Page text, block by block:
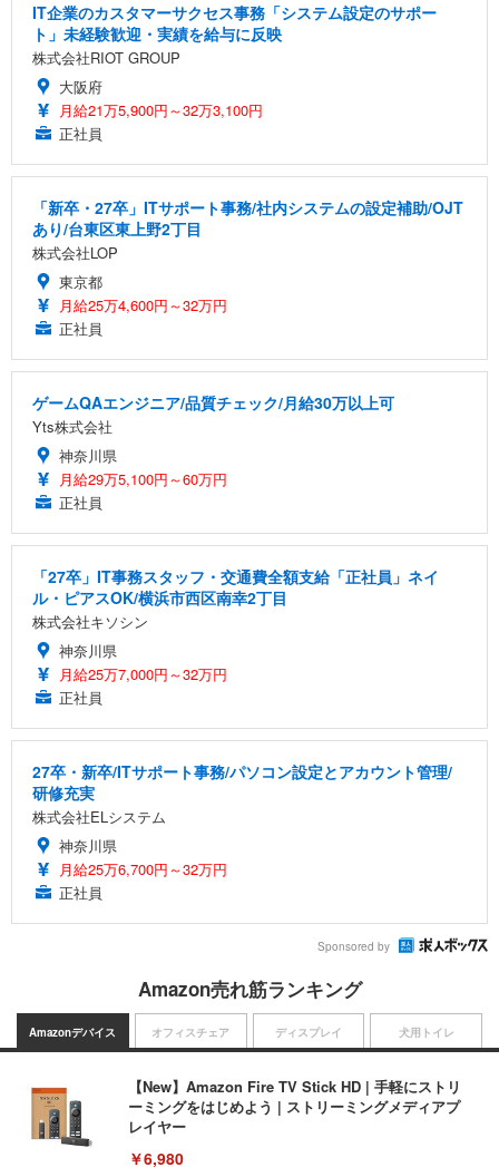
IT企業のカスタマーサクセス事務「システム設定のサポー
ト」未経験歓迎・実績を給与に反映
株式会社RIOT GROUP
大阪府
月給21万5,900円～32万3,100円
正社員
「新卒・27卒」ITサポート事務/社内システムの設定補助/OJT
あり/台東区東上野2丁目
株式会社LOP
東京都
月給25万4,600円～32万円
正社員
ゲームQAエンジニア/品質チェック/月給30万以上可
Yts株式会社
神奈川県
月給29万5,100円～60万円
正社員
「27卒」IT事務スタッフ・交通費全額支給「正社員」ネイ
ル・ピアスOK/横浜市西区南幸2丁目
株式会社キソシン
神奈川県
月給25万7,000円～32万円
正社員
27卒・新卒/ITサポート事務/パソコン設定とアカウント管理/
研修充実
株式会社ELシステム
神奈川県
月給25万6,700円～32万円
正社員
Sponsored by
Amazon売れ筋ランキング
Amazonデバイス
【New】Amazon Fire TV Stick HD | 手軽にストリ
ーミングをはじめよう | ストリーミングメディアプ
レイヤー
￥6,980
オフィスチェア ディスプレイ 犬用トイレ